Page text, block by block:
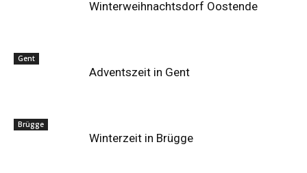
Winterweihnachtsdorf Oostende
Gent
Adventszeit in Gent
Brügge
Winterzeit in Brügge